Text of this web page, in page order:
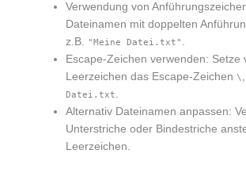
Verwendung von
Dateinamen mit doppelten
z.B. "Meine Datei.txt" .
Escape-Zeichen verwenden: Setze
Leerzeichen das Escape-Zeichen \
Datei.txt.
Alternativ Dateinamen anpassen:
Unterstriche oder Bindestriche
Leerzeichen.